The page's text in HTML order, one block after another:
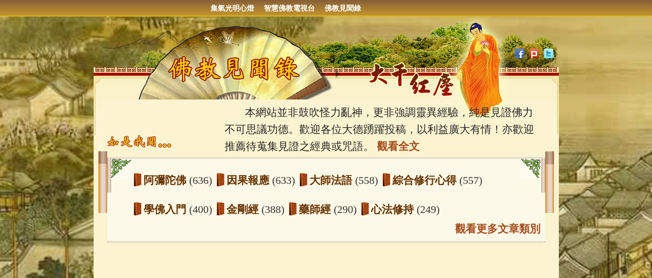
集氣光明心燈 智慧佛教電視台 佛教見聞錄
本網站並非鼓吹怪力亂神，更非強調靈異經驗，純是見證佛力
不可思議功德。歡迎各位大德踴躍投稿，以利益廣大有情！亦歡迎
推薦待蒐集見證之經典或咒語。 觀看全文
阿彌陀佛 (636) 因果報應 (633) 大師法語 (558) 綜合修行心得 (557)
學佛入門 (400) 金剛經 (388) 藥師經 (290) 心法修持 (249)
玉曆寶鈔(236) 地藏經(225) 臨終助念(190) 文殊菩薩(165)
觀看更多文章類別